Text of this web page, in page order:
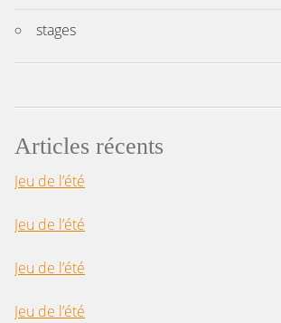
stages
Articles récents
Jeu de l’été
Jeu de l’été
Jeu de l’été
Jeu de l’été